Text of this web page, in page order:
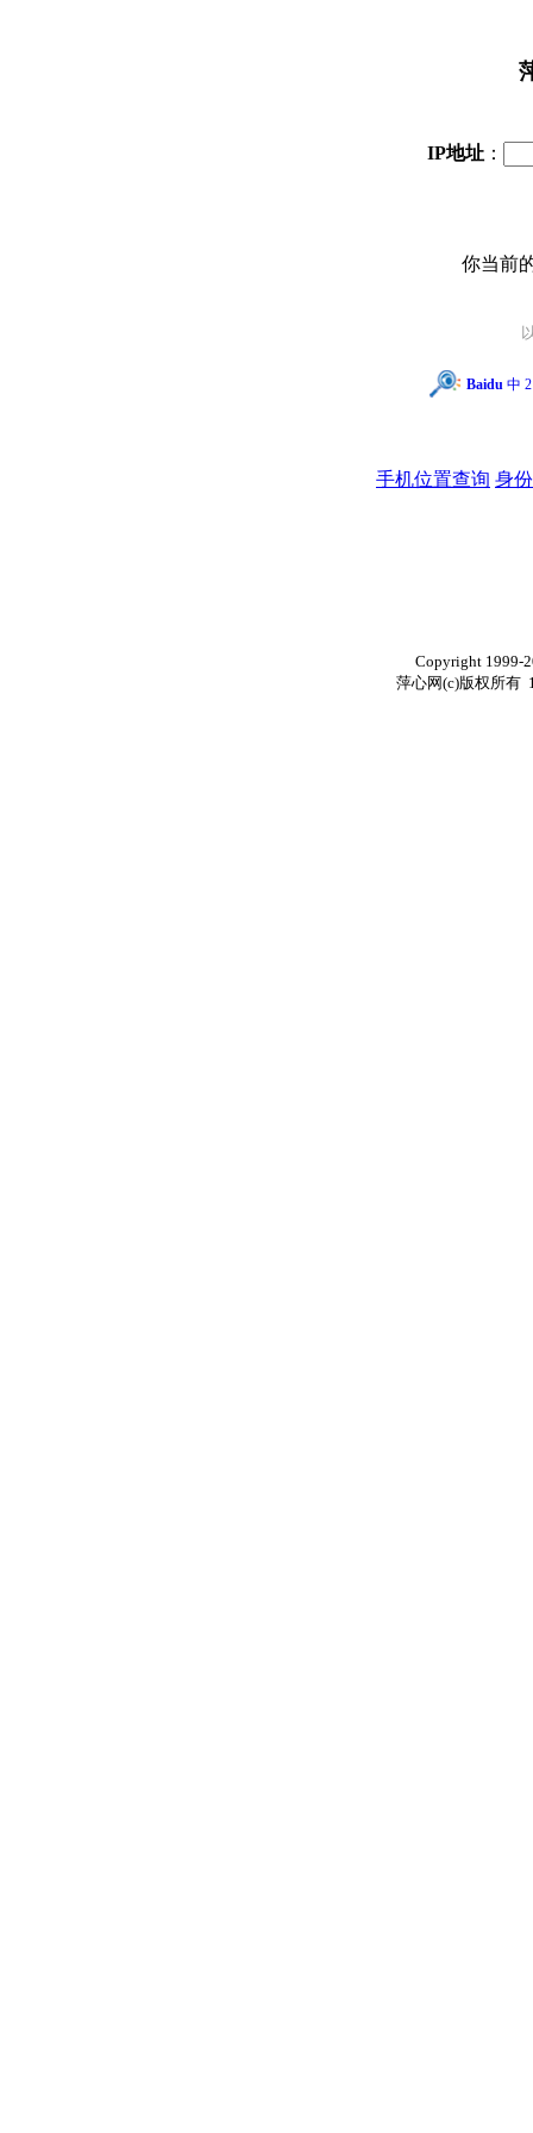
IP地址：
你当前
Baidu 中
手机位置查询 身
Copyright 1999-
萍心网(c)版权所有